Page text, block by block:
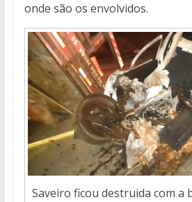
onde são os envolvidos.
Saveiro ficou destruida com a